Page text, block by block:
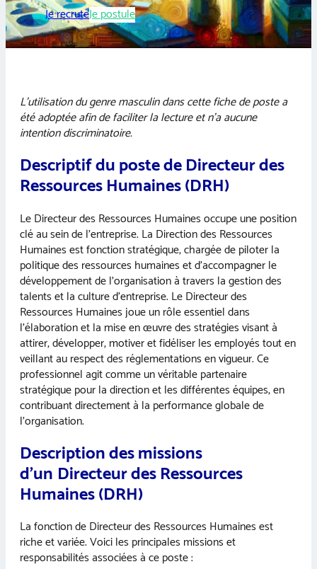
Je recruteJe postule
L’utilisation du genre masculin dans cette fiche de poste a
été adoptée afin de faciliter la lecture et n’a aucune
intention discriminatoire.
Descriptif du poste de Directeur des
Ressources Humaines (DRH)
Le Directeur des Ressources Humaines occupe une position
clé au sein de l’entreprise. La Direction des Ressources
Humaines est fonction stratégique, chargée de piloter la
politique des ressources humaines et d’accompagner le
développement de l’organisation à travers la gestion des
talents et la culture d’entreprise. Le Directeur des
Ressources Humaines joue un rôle essentiel dans
l’élaboration et la mise en œuvre des stratégies visant à
attirer, développer, motiver et fidéliser les employés tout en
veillant au respect des réglementations en vigueur. Ce
professionnel agit comme un véritable partenaire
stratégique pour la direction et les différentes équipes, en
contribuant directement à la performance globale de
l’organisation.
Description des missions
d’un Directeur des Ressources
Humaines (DRH)
La fonction de Directeur des Ressources Humaines est
riche et variée. Voici les principales missions et
responsabilités associées à ce poste :